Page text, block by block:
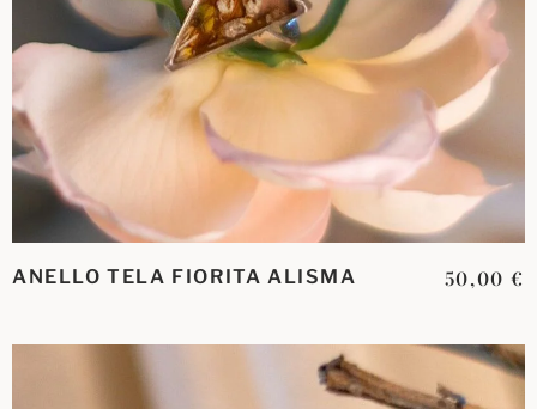
ANELLO TELA FIORITA ALISMA 50,00€